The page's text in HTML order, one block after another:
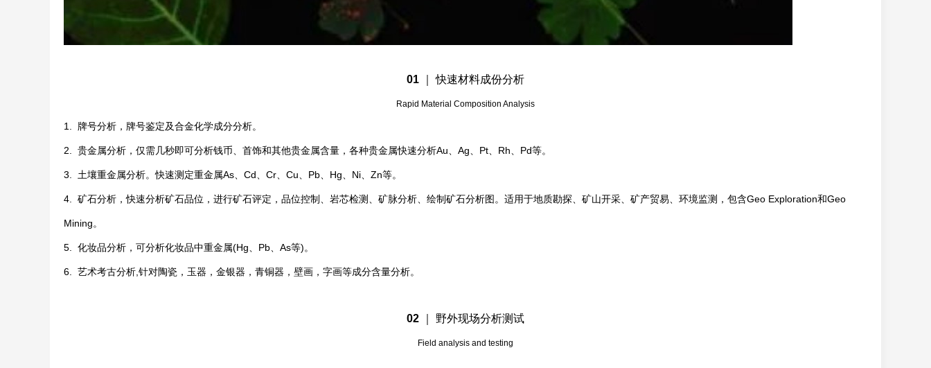
01 ｜快速材料成份分析
Rapid Material Composition Analysis
1. 牌号分析，牌号鉴定及合金化学成分分析。
2. 贵金属分析，仅需几秒即可分析钱币、首饰和其他贵金属含量，各种贵金属快速分析Au、Ag、Pt、Rh、Pd等。
3. 土壤重金属分析。快速测定重金属As、Cd、Cr、Cu、Pb、Hg、Ni、Zn等。
4. 矿石分析，快速分析矿石品位，进行矿石评定，品位控制、岩芯检测、矿脉分析、绘制矿石分析图。适用于地质勘探、矿山开采、矿产贸易、环境监测，包含Geo Exploration和Geo
Mining。
5. 化妆品分析，可分析化妆品中重金属(Hg、Pb、As等)。
6. 艺术考古分析,针对陶瓷，玉器，金银器，青铜器，壁画，字画等成分含量分析。
02 野外现场分析测试
Field analysis and testing